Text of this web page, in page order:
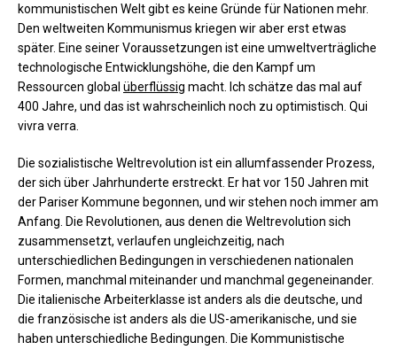
kommunistischen Welt gibt es keine Gründe für Nationen mehr.
Den weltweiten Kommunismus kriegen wir aber erst etwas
später. Eine seiner Voraussetzungen ist eine umweltverträgliche
technologische Entwicklungshöhe, die den Kampf um
Ressourcen global überflüssig macht. Ich schätze das mal auf
400 Jahre, und das ist wahrscheinlich noch zu optimistisch. Qui
vivra verra.
Die sozialistische Weltrevolution ist ein allumfassender Prozess,
der sich über Jahrhunderte erstreckt. Er hat vor 150 Jahren mit
der Pariser Kommune begonnen, und wir stehen noch immer am
Anfang. Die Revolutionen, aus denen die Weltrevolution sich
zusammensetzt, verlaufen ungleichzeitig, nach
unterschiedlichen Bedingungen in verschiedenen nationalen
Formen, manchmal miteinander und manchmal gegeneinander.
Die italienische Arbeiterklasse ist anders als die deutsche, und
die französische ist anders als die US-amerikanische, und sie
haben unterschiedliche Bedingungen. Die Kommunistische